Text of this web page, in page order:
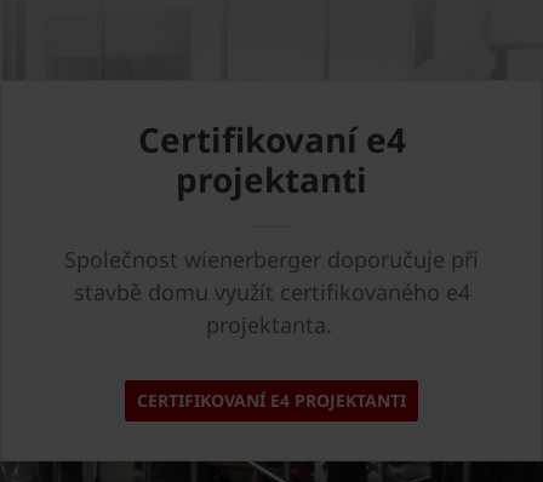
Certifikovaní e4
projektanti
Společnost wienerberger doporučuje při
stavbě domu využít certifikovaného e4
projektanta.
CERTIFIKOVANÍ E4 PROJEKTANTI